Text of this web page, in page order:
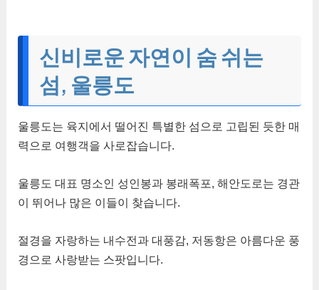
신비로운 자연이 숨 쉬는
섬, 울릉도
울릉도는 육지에서 떨어진 특별한 섬으로 고립된 듯한 매
력으로 여행객을 사로잡습니다.
울릉도 대표 명소인 성인봉과 봉래폭포, 해안도로는 경관
이 뛰어나 많은 이들이 찾습니다.
절경을 자랑하는 내수전과 대풍감, 저동항은 아름다운 풍
경으로 사랑받는 스팟입니다.